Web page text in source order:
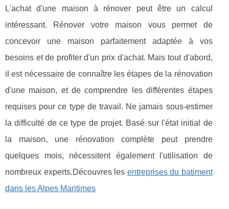
L'achat d'une maison à rénover peut être un calcul
intéressant. Rénover votre maison vous permet de
concevoir une maison parfaitement adaptée à vos
besoins et de profiter d'un prix d'achat. Mais tout d'abord,
il est nécessaire de connaître les étapes de la rénovation
d'une maison, et de comprendre les différentes étapes
requises pour ce type de travail. Ne jamais sous-estimer
la difficulté de ce type de projet. Basé sur l'état initial de
la maison, une rénovation complète peut prendre
quelques mois, nécessitent également l'utilisation de
nombreux experts.Découvres les entreprises du batiment
dans les Alpes Maritimes